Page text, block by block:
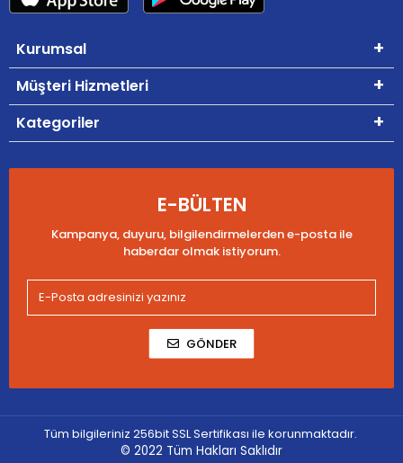
Kurumsal
Müşteri Hizmetleri
Kategoriler
E-BÜLTEN
Kampanya, duyuru, bilgilendirmelerden e-posta ile
haberdar olmak istiyorum.
GÖNDER
Tüm bilgileriniz 256bit SSL Sertifikası ile korunmaktadır.
© 2022 Tüm Hakları Saklıdır